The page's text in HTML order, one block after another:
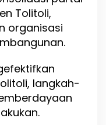
Tolitoli,
organisasi
langkah-